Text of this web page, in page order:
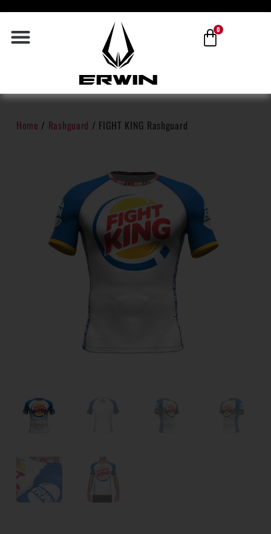
0
Home / Rashguard / FIGHT KING Rashguard